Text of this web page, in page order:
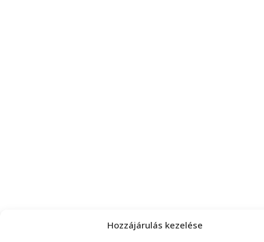
Hozzájárulás kezelése